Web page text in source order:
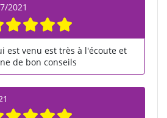
2021
est venu est très à l'écoute et
de bon conseils